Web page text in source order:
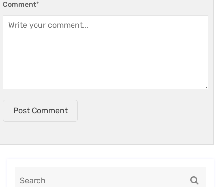
Comment*
Post Comment